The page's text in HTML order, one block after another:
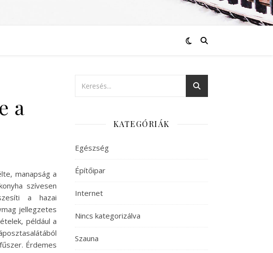
a
manapság a
szívesen
a hazai
jellegzetes
például a
Érdemes
KATEGÓRIÁK
Egészség
Építőipar
Internet
Nincs kategorizálva
Szauna